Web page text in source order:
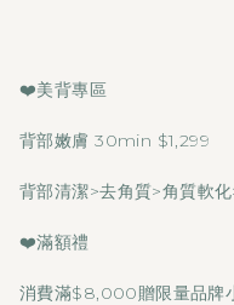
❤️美背專區
背部嫩膚 30min $1,299
背部清潔>去角質>角質軟
❤️滿額禮
消費滿$8,000贈限量品牌